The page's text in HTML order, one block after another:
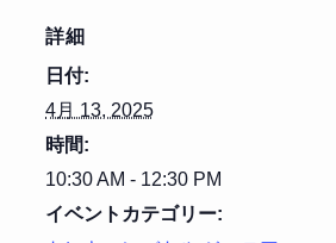
詳細
日付:
4月 13, 2025
時間:
10:30 AM - 12:30 PM
イベントカテゴリー: